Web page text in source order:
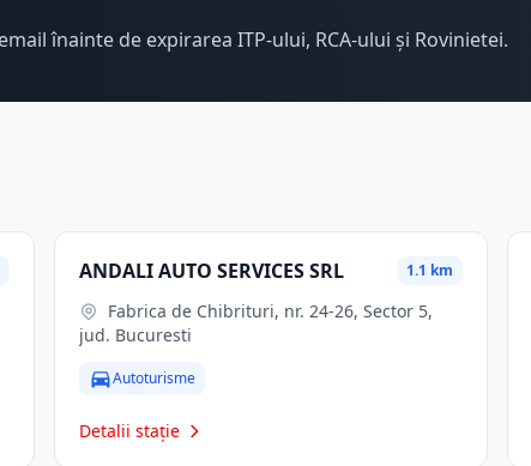
înainte de expirarea ITP-ului, RCA-ului și Rovinietei.
ANDALI AUTO SERVICES SRL 1.1 km
jud. Bucuresti
Autoturisme
Detalii stație